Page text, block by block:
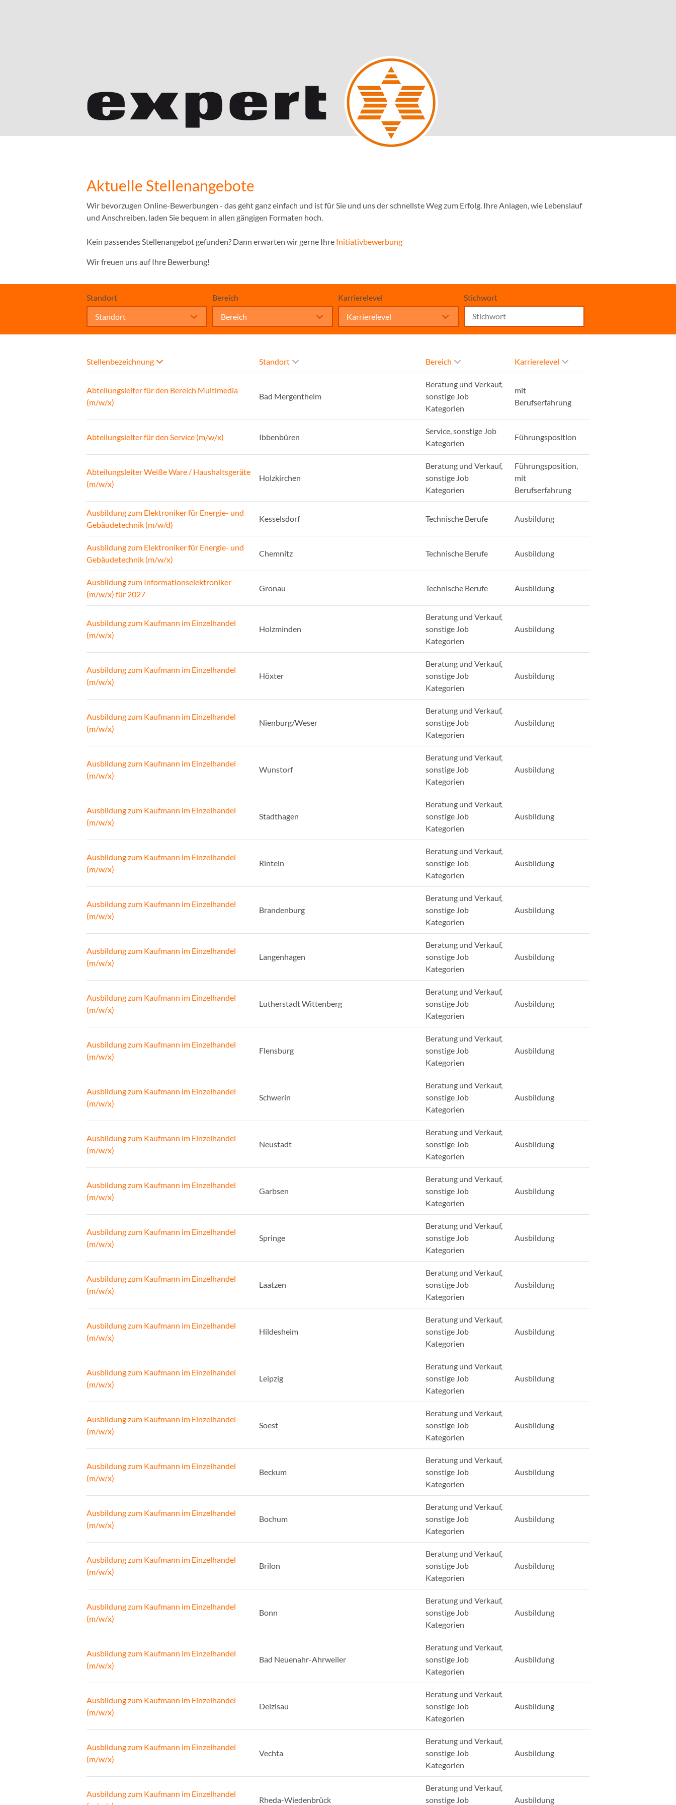
Aktuelle Stellenangebote
Wir bevorzugen Online-Bewerbungen - das geht ganz einfach und ist für Sie und uns der schnellste Weg zum Erfolg. Ihre Anlagen, wie Lebenslauf
und Anschreiben, laden Sie bequem in allen gängigen Formaten hoch.
Kein passendes Stellenangebot gefunden? Dann erwarten wir gerne Ihre Initiativbewerbung
Wir freuen uns auf Ihre Bewerbung!
Standort
Standort
Bereich
Bereich
Karrierelevel
Karrierelevel
Stichwort
Stellenbezeichnung Standort Bereich Karrierelevel
Abteilungsleiter für den Bereich Multimedia
(m/w/x)
Bad Mergentheim
Beratung und Verkauf,
sonstige Job
Kategorien
mit
Berufserfahrung
Abteilungsleiter für den Service (m/w/x) Ibbenbüren
Service, sonstige Job
Kategorien
Führungsposition
Abteilungsleiter Weiße Ware / Haushaltsgeräte
(m/w/x)
Holzkirchen
Beratung und Verkauf,
sonstige Job
Kategorien
Führungsposition,
mit
Berufserfahrung
Ausbildung zum Elektroniker für Energie- und
Gebäudetechnik (m/w/d)
Kesselsdorf Technische Berufe Ausbildung
Ausbildung zum Elektroniker für Energie- und
Gebäudetechnik (m/w/x)
Chemnitz Technische Berufe Ausbildung
Ausbildung zum Informationselektroniker
(m/w/x) für 2027
Gronau Technische Berufe Ausbildung
Ausbildung zum Kaufmann im Einzelhandel
(m/w/x)
Holzminden
Beratung und Verkauf,
sonstige Job
Kategorien
Ausbildung
Ausbildung zum Kaufmann im Einzelhandel
(m/w/x)
Höxter
Beratung und Verkauf,
sonstige Job
Kategorien
Ausbildung
Ausbildung zum Kaufmann im Einzelhandel
(m/w/x)
Nienburg/Weser
Beratung und Verkauf,
sonstige Job
Kategorien
Ausbildung
Ausbildung zum Kaufmann im Einzelhandel
(m/w/x)
Wunstorf
Beratung und Verkauf,
sonstige Job
Kategorien
Ausbildung
Ausbildung zum Kaufmann im Einzelhandel
(m/w/x)
Stadthagen
Beratung und Verkauf,
sonstige Job
Kategorien
Ausbildung
Ausbildung zum Kaufmann im Einzelhandel
(m/w/x)
Rinteln
Beratung und Verkauf,
sonstige Job
Kategorien
Ausbildung
Ausbildung zum Kaufmann im Einzelhandel
(m/w/x)
Brandenburg
Beratung und Verkauf,
sonstige Job
Kategorien
Ausbildung
Ausbildung zum Kaufmann im Einzelhandel
(m/w/x)
Langenhagen
Beratung und Verkauf,
sonstige Job
Kategorien
Ausbildung
Ausbildung zum Kaufmann im Einzelhandel
(m/w/x)
Lutherstadt Wittenberg
Beratung und Verkauf,
sonstige Job
Kategorien
Ausbildung
Ausbildung zum Kaufmann im Einzelhandel
(m/w/x)
Flensburg
Beratung und Verkauf,
sonstige Job
Kategorien
Ausbildung
Ausbildung zum Kaufmann im Einzelhandel
(m/w/x)
Schwerin
Beratung und Verkauf,
sonstige Job
Kategorien
Ausbildung
Ausbildung zum Kaufmann im Einzelhandel
(m/w/x)
Neustadt
Beratung und Verkauf,
sonstige Job
Kategorien
Ausbildung
Ausbildung zum Kaufmann im Einzelhandel
(m/w/x)
Garbsen
Beratung und Verkauf,
sonstige Job
Kategorien
Ausbildung
Ausbildung zum Kaufmann im Einzelhandel
(m/w/x)
Springe
Beratung und Verkauf,
sonstige Job
Kategorien
Ausbildung
Ausbildung zum Kaufmann im Einzelhandel
(m/w/x)
Laatzen
Beratung und Verkauf,
sonstige Job
Kategorien
Ausbildung
Ausbildung zum Kaufmann im Einzelhandel
(m/w/x)
Hildesheim
Beratung und Verkauf,
sonstige Job
Kategorien
Ausbildung
Ausbildung zum Kaufmann im Einzelhandel
(m/w/x)
Leipzig
Beratung und Verkauf,
sonstige Job
Kategorien
Ausbildung
Ausbildung zum Kaufmann im Einzelhandel
(m/w/x)
Soest
Beratung und Verkauf,
sonstige Job
Kategorien
Ausbildung
Ausbildung zum Kaufmann im Einzelhandel
(m/w/x)
Beckum
Beratung und Verkauf,
sonstige Job
Kategorien
Ausbildung
Ausbildung zum Kaufmann im Einzelhandel
(m/w/x)
Bochum
Beratung und Verkauf,
sonstige Job
Kategorien
Ausbildung
Ausbildung zum Kaufmann im Einzelhandel
(m/w/x)
Brilon
Beratung und Verkauf,
sonstige Job
Kategorien
Ausbildung
Ausbildung zum Kaufmann im Einzelhandel
(m/w/x)
Bonn
Beratung und Verkauf,
sonstige Job
Kategorien
Ausbildung
Ausbildung zum Kaufmann im Einzelhandel
(m/w/x)
Bad Neuenahr-Ahrweiler
Beratung und Verkauf,
sonstige Job
Kategorien
Ausbildung
Ausbildung zum Kaufmann im Einzelhandel
(m/w/x)
Deizisau
Beratung und Verkauf,
sonstige Job
Kategorien
Ausbildung
Ausbildung zum Kaufmann im Einzelhandel
(m/w/x)
Vechta
Beratung und Verkauf,
sonstige Job
Kategorien
Ausbildung
Ausbildung zum Kaufmann im Einzelhandel
Rheda-Wiedenbrück
Beratung und Verkauf,
sonstige Job
Ausbildung